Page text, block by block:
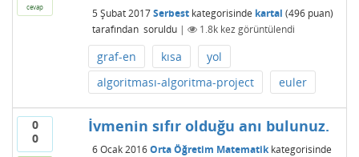
cevap 5 Şubat 2017 Serbestkategorisinde kartal (496puan)
tarafından soruldu | 1.8kkez görüntülendi
graf-en kısa
yol
algoritması-algoritma-project
euler
0
0
İvmenin sıfır olduğu anı bulunuz.
6 Ocak 2016 Orta Öğretim Matematikkategorisinde